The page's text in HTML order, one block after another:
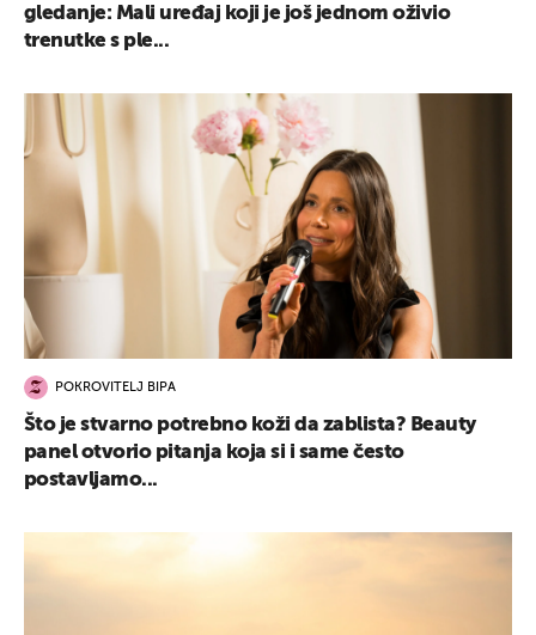
gledanje: Mali uređaj koji je još jednom oživio
trenutke s ple...
POKROVITELJ BIPA
Što je stvarno potrebno koži da zablista? Beauty
panel otvorio pitanja koja si i same često
postavljamo...